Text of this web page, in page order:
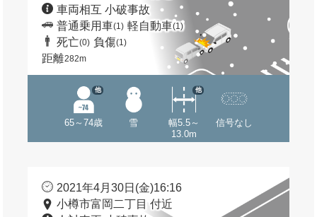
車両相互 小破事故
普通乗用車(1) 軽自動車(1)
死亡(0) 負傷(1)
距離282m
65～74歳
他
雪
幅5.5～
13.0m
他
信号なし
2021年4月30日(金)16:16
小樽市富岡二丁目 付近